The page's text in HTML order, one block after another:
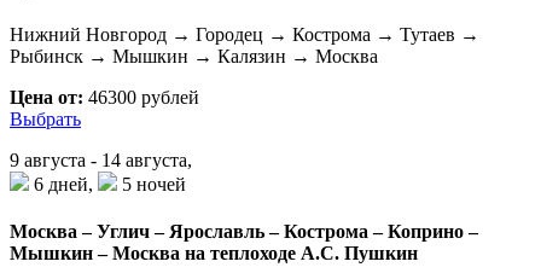
Нижний Новгород → Городец → Кострома → Тутаев →
Рыбинск → Мышкин → Калязин → Москва
Цена от: 46300 рублей
Выбрать
9 августа - 14 августа,
6 дней,
5 ночей
Москва – Углич – Ярославль – Кострома – Коприно –
Мышкин – Москва на теплоходе А.С. Пушкин